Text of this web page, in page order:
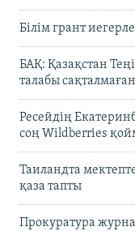
Білім грант
БАҚ: Қазақстан
талабы
Ресейдің
соң Wildberries
Таиландта
қаза тапты
Прокуратура